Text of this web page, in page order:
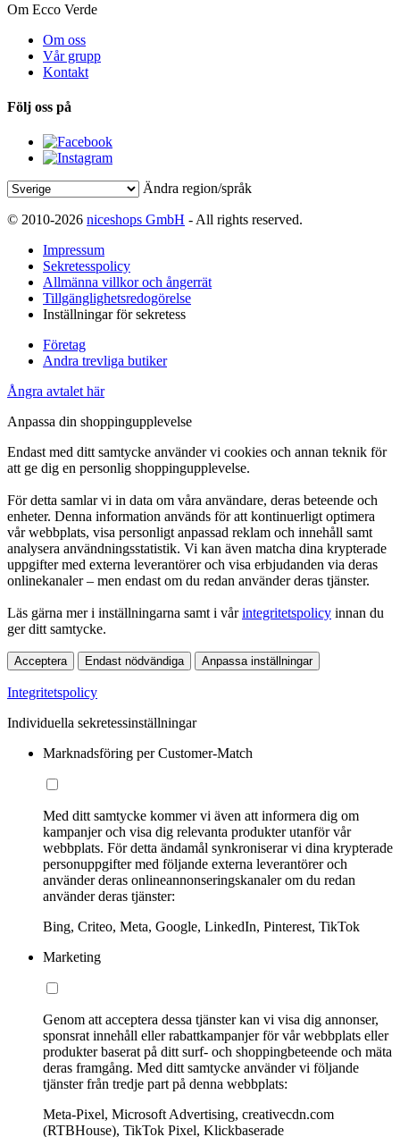
Om Ecco Verde
Om oss
Vår grupp
Kontakt
Följ oss på
Ändra region/språk
© 2010-2026 niceshops GmbH - All rights reserved.
Impressum
Sekretesspolicy
Allmänna villkor och ångerrät
Tillgänglighetsredogörelse
Inställningar för sekretess
Företag
Andra trevliga butiker
Ångra avtalet här
Anpassa din shoppingupplevelse
Endast med ditt samtycke använder vi cookies och annan teknik för
att ge dig en personlig shoppingupplevelse.
För detta samlar vi in data om våra användare, deras beteende och
enheter. Denna information används för att kontinuerligt optimera
vår webbplats, visa personligt anpassad reklam och innehåll samt
analysera användningsstatistik. Vi kan även matcha dina krypterade
uppgifter med externa leverantörer och visa erbjudanden via deras
onlinekanaler – men endast om du redan använder deras tjänster.
Läs gärna mer i inställningarna samt i vårintegritetspolicy innan du
ger ditt samtycke.
Acceptera Endast nödvändiga Anpassa inställningar
Integritetspolicy
Individuella sekretessinställningar
Marknadsföring per Customer-Match
Med ditt samtycke kommer vi även att informera dig om
kampanjer och visa dig relevanta produkter utanför vår
webbplats. För detta ändamål synkroniserar vi dina krypterade
personuppgifter med följande externa leverantörer och
använder deras onlineannonseringskanaler om du redan
använder deras tjänster:
Bing, Criteo, Meta, Google, LinkedIn, Pinterest, TikTok
Marketing
Genom att acceptera dessa tjänster kan vi visa dig annonser,
sponsrat innehåll eller rabattkampanjer för vår webbplats eller
produkter baserat på ditt surf- och shoppingbeteende och mäta
deras framgång. Med ditt samtycke använder vi följande
tjänster från tredje part på denna webbplats:
Meta-Pixel, Microsoft Advertising, creativecdn.com
(RTBHouse), TikTok Pixel, Klickbaserade